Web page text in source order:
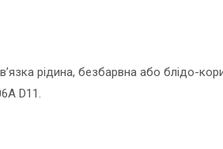
рідина, безбарвна або блідо-
D11.